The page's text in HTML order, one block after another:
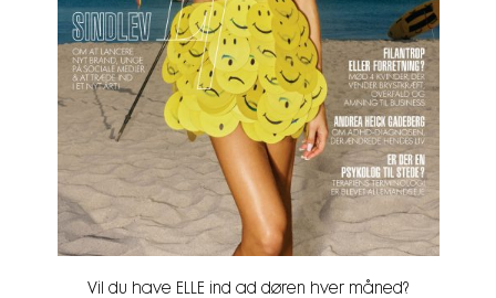
Vil du have ELLE ind ad døren hver måned?